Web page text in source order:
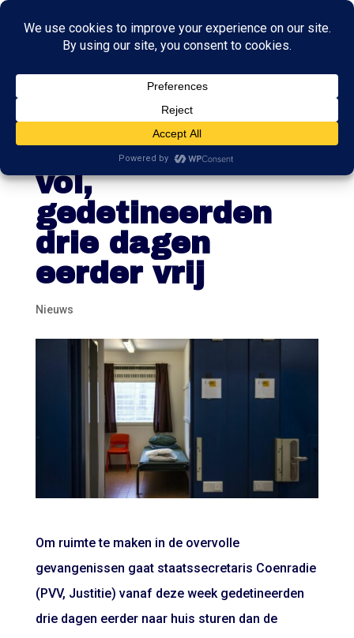
Kabinet:
gevangenissen
vol,
gedetineerden
drie dagen
eerder vrij
Nieuws
Om ruimte te maken in de overvolle
gevangenissen gaat staatssecretaris Coenradie
(PVV, Justitie) vanaf deze week gedetineerden
drie dagen eerder naar huis sturen dan de